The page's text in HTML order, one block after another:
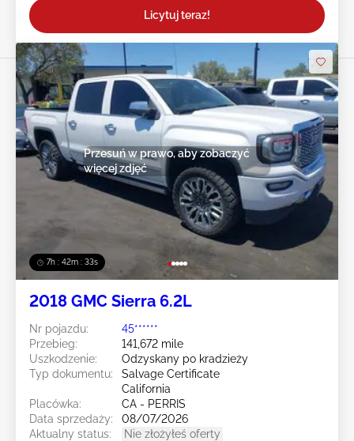
Licytuj teraz!
7h : 42m : 31s
Przesuń w prawo, aby zobaczyć
więcej zdjęć
2018 GMC Sierra 6.2L
Nr pojazdu:
45******
Przebieg:
141,672 mile
Uszkodzenie:
Odzyskany po kradzieży
Typ dokumentu:
Salvage Certificate
California
Placówka:
CA - PERRIS
Data sprzedaży:
08/07/2026
Aktualny status:
Nie złożyłeś oferty